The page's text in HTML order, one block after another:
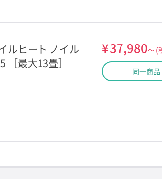
ルヒート ノイル
［最大13畳］
¥37,980～(
同一商品